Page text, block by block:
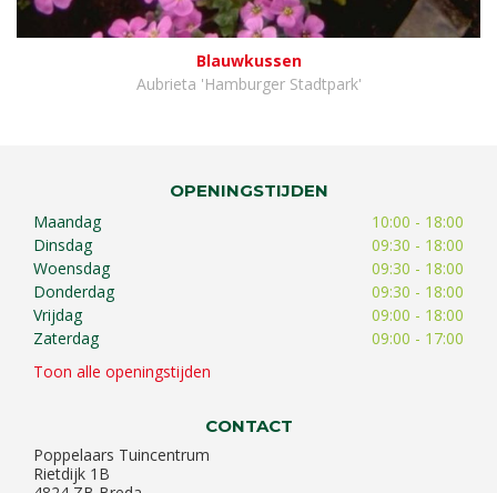
Blauwkussen
Aubrieta 'Hamburger Stadtpark'
OPENINGSTIJDEN
Maandag
10:00 - 18:00
Dinsdag
09:30 - 18:00
Woensdag
09:30 - 18:00
Donderdag
09:30 - 18:00
Vrijdag
09:00 - 18:00
Zaterdag
09:00 - 17:00
Toon alle openingstijden
CONTACT
Poppelaars Tuincentrum
Rietdijk 1B